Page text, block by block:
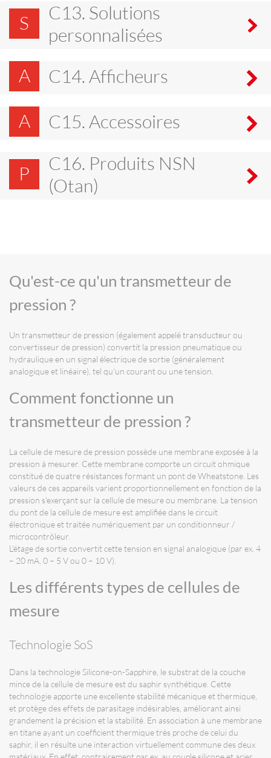
S
C13. Solutions
personnalisées
A
C14. Afficheurs
A
C15. Accessoires
P
C16. Produits NSN
(Otan)
Qu'est-ce qu'un transmetteur de
pression ?
Un transmetteur de pression (également appelé transducteur ou
convertisseur de pression) convertit la pression pneumatique ou
hydraulique en un signal électrique de sortie (généralement
analogique et linéaire), tel qu'un courant ou une tension.
Comment fonctionne un
transmetteur de pression ?
La cellule de mesure de pression possède une membrane exposée à la
pression à mesurer. Cette membrane comporte un circuit ohmique
constitué de quatre résistances formant un pont de Wheatstone. Les
valeurs de ces appareils varient proportionnellement en fonction de la
pression s'exerçant sur la cellule de mesure ou membrane. La tension
du pont de la cellule de mesure est amplifiée dans le circuit
électronique et traitée numériquement par un conditionneur /
microcontrôleur.
L'étage de sortie convertit cette tension en signal analogique (par ex. 4
– 20 mA, 0 – 5 V ou 0 – 10 V).
Les différents types de cellules de
mesure
Technologie SoS
Dans la technologie Silicone-on-Sapphire, le substrat de la couche
mince de la cellule de mesure est du saphir synthétique. Cette
technologie apporte une excellente stabilité mécanique et thermique,
et protège des effets de parasitage indésirables, améliorant ainsi
grandement la précision et la stabilité. En association à une membrane
en titane ayant un coefficient thermique très proche de celui du
saphir, il en résulte une interaction virtuellement commune des deux